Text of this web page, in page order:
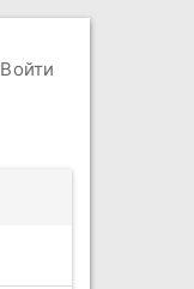
Войти